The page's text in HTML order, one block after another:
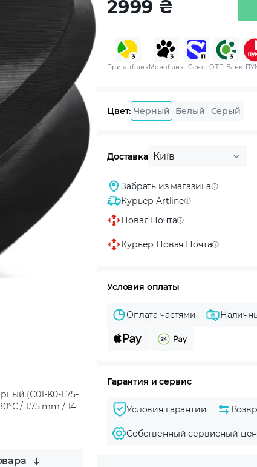
(C01-K0-1.75-
/ 1.75 mm / 14
2999 ₴
ПриватбанкМонобанк Сенс ОТП Банк
Цвет: Черный Белый Серый
Доставка Київ
Забрать из магазина
Курьер Artline
Новая Почта
Курьер Новая Почта
Условия оплаты
Оплата частями
Гарантия и сервис
Условия гарантии
Собственный сервисный